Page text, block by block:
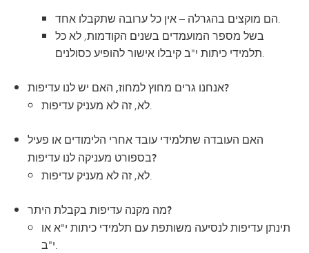
הם מוקצים בהגרלה – אין כל ערובה שתקבלו אחד.
בשל מספר המועמדים בשנים הקודמות, לא כל
תלמידי כיתות י"ב קיבלו אישור להופיע כסולנים.
אנחנו גרים מחוץ למחוז, האם יש לנו עדיפות?
לא, זה לא מעניק עדיפות.
האם העובדה שתלמידי עובד אחרי הלימודים או פעיל
בספורט מעניקה לנו עדיפות?
לא, זה לא מעניק עדיפות.
מה מקנה עדיפות בקבלת היתר?
תינתן עדיפות לנסיעה משותפת עם תלמידי כיתות י"א או
י"ב.